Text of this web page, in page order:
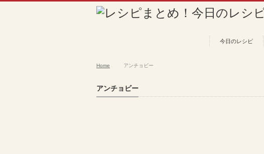
今日のレシピ
Home アンチョビー
アンチョビー